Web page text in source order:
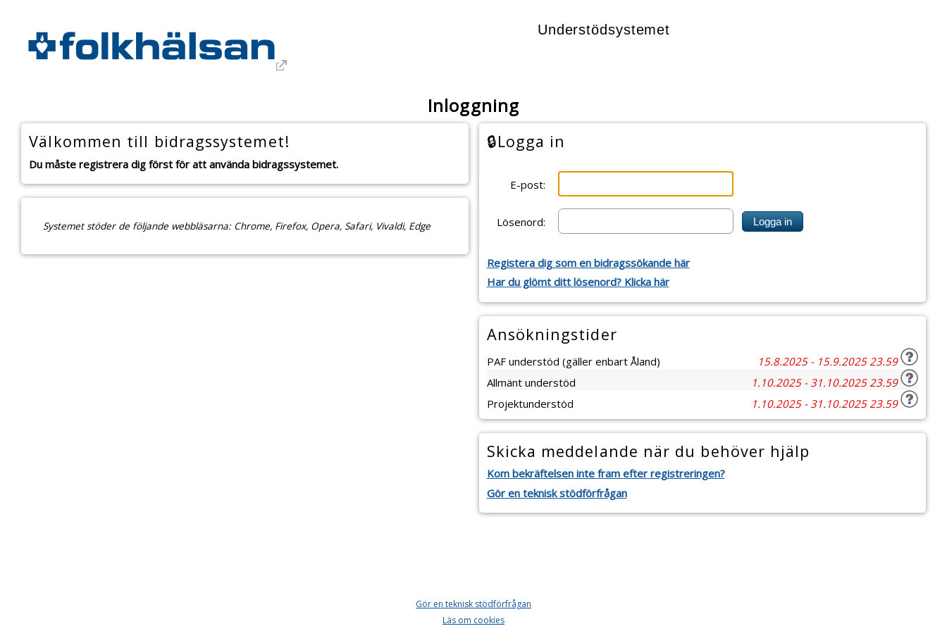
Understödsystemet
Inloggning
Välkommen till bidragssystemet!
Du måste registrera dig först för att använda bidragssystemet.
Systemet stöder de följande webbläsarna : Chrome, Firefox, Opera, Safari, Vivaldi, Edge
🔒Logga in
E-post:
Lösenord:
Registera dig som en bidragssökande här
Har du glömt ditt lösenord? Klicka här
Ansökningstider
PAF understöd (gäller enbart Åland)
15.8.2025 - 15.9.2025 23.59
Allmänt understöd
1.10.2025 - 31.10.2025 23.59
Projektunderstöd
1.10.2025 - 31.10.2025 23.59
Skicka meddelande när du behöver hjälp
Kom bekräftelsen inte fram efter registreringen?
Gör en teknisk stödförfrågan
Gör en teknisk stödförfrågan
Läs om cookies